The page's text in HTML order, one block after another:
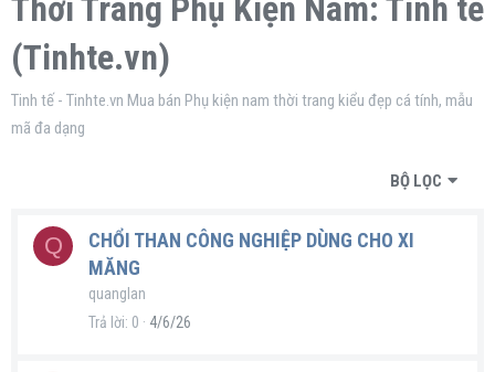
Thời Trang Phụ Kiện Nam: Tinh tế
(Tinhte.vn)
Tinh tế - Tinhte.vn Mua bán Phụ kiện nam thời trang kiểu đẹp cá tính, mẫu
mã đa dạng
BỘ LỌC
Q
CHỔI THAN CÔNG NGHIỆP DÙNG CHO XI
MĂNG
quanglan
Trả lời 0 4/6/26